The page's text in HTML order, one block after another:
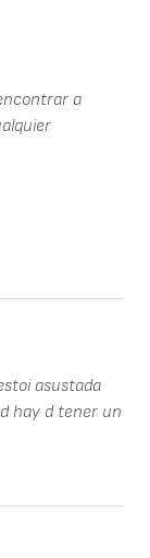
a
asustada
hay d tener un